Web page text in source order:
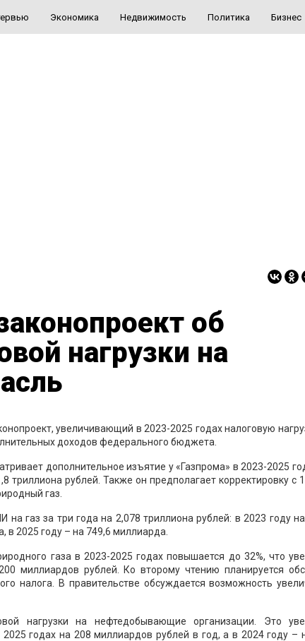
Экономика Недвижимость Политика Бизнес
об
нагрузки на
увеличивающий в 2023-2025 годах налоговую
доходов федерального бюджета.
дополнительное изъятие у «Газпрома» в 2023-2025
триллиона рублей. Также он предполагает корректировку с
газ.
газ за три года на 2,078 триллиона рублей: в 2023 году
в 2025 году – на 749,6 миллиарда.
газа в 2023-2025 годах повышается до 32%, что
миллиардов рублей. Ко второму чтению планируется
налога. В правительстве обсуждается возможность
нагрузки на нефтедобывающие организации. Это
годах на 208 миллиардов рублей в год, а в 2024 году –